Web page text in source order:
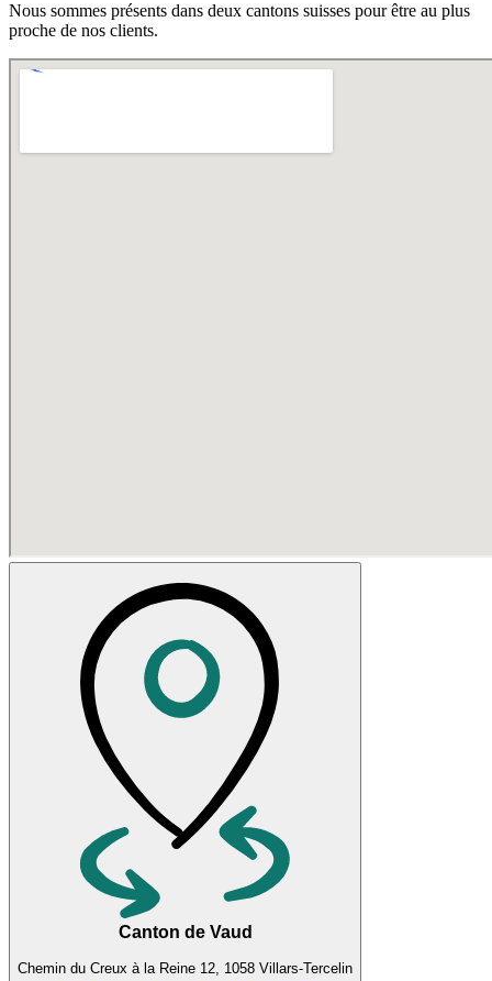
Nous sommes présents dans deux cantons suisses pour être au plus
proche de nos clients.
Canton de Vaud
Chemin du Creux à la Reine 12, 1058 Villars-Tercelin